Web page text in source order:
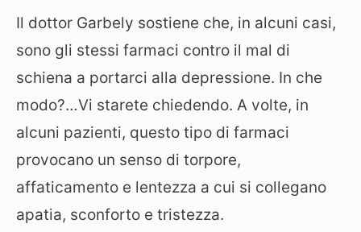
Il dottor Garbely sostiene che, in alcuni casi,
sono gli stessi farmaci contro il mal di
schiena a portarci alla depressione. In che
modo?…Vi starete chiedendo. A volte, in
alcuni pazienti, questo tipo di farmaci
provocano un senso di torpore,
affaticamento e lentezza a cui si collegano
apatia, sconforto e tristezza.